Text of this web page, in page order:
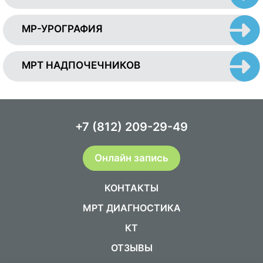
МР-УРОГРАФИЯ
МРТ НАДПОЧЕЧНИКОВ
КОНТАКТЫ
МРТ ДИАГНОСТИКА
КТ
ОТЗЫВЫ
+7 (812) 209-29-49
Онлайн запись